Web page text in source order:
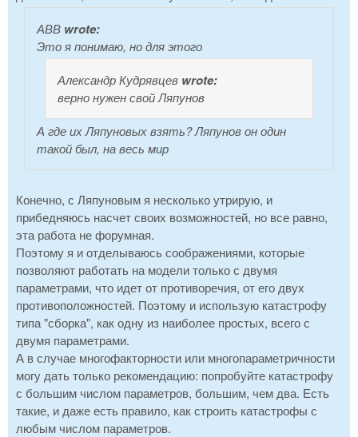
АВВ wrote:
Это я понимаю, но для этого
Александр Кудрявцев wrote:
верно нужен свой Ляпунов
А где их Ляпуновых взять? Ляпунов он один
такой был, на весь мир
Конечно, с Ляпуновым я несколько утрирую, и
прибедняюсь насчет своих возможностей, но все равно,
эта работа не форумная.
Поэтому я и отделываюсь соображениями, которые
позволяют работать на модели только с двумя
параметрами, что идет от противоречия, от его двух
противоположностей. Поэтому и использую катастрофу
типа "сборка", как одну из наиболее простых, всего с
двумя параметрами.
А в случае многофакторности или многопараметричности
могу дать только рекомендацию: попробуйте катастрофу
с большим числом параметров, большим, чем два. Есть
такие, и даже есть правило, как строить катастрофы с
любым числом параметров.